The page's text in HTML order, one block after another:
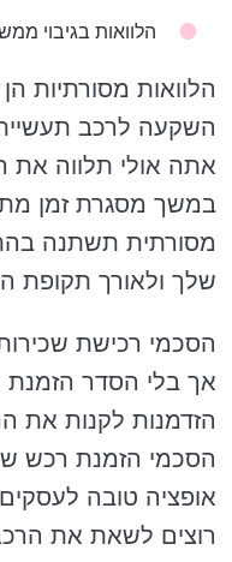
הלוואות בגיבוי
הלוואות מסורתיות
השקעה לרכב
אתה אולי תלווה את
במשך מסגרת זמן
מסורתית תשתנה
שלך ולאורך תקופת
הסכמי רכישת
אך בלי הסדר
הזדמנות לקנות את
הסכמי הזמנת רכש
אופציה טובה
רוצים לשאת את